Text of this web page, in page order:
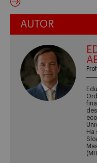
AUTOR
Ha